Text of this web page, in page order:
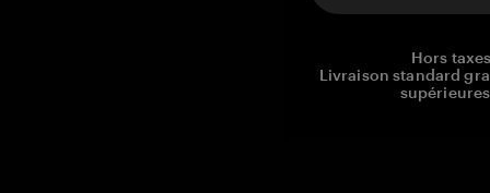
Hors
Livraison standard